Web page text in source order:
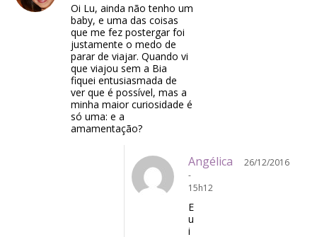
Oi Lu, ainda não tenho um
baby, e uma das coisas
que me fez postergar foi
justamente o medo de
parar de viajar. Quando vi
que viajou sem a Bia
fiquei entusiasmada de
ver que é possível, mas a
minha maior curiosidade é
só uma: e a
amamentação?
Angélica
26/12/2016
-
15h12
E
u
i